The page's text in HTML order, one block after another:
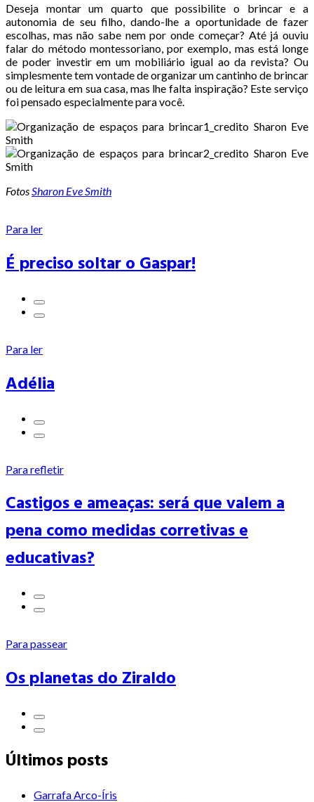
Deseja montar um quarto que possibilite o brincar e a
autonomia de seu filho, dando-lhe a oportunidade de fazer
escolhas, mas não sabe nem por onde começar? Até já ouviu
falar do método montessoriano, por exemplo, mas está longe
de poder investir em um mobiliário igual ao da revista? Ou
simplesmente tem vontade de organizar um cantinho de brincar
ou de leitura em sua casa, mas lhe falta inspiração? Este serviço
foi pensado especialmente para você.
FotosSharon Eve Smith
Para ler
É preciso soltar o Gaspar!
Para ler
Adélia
Para refletir
Castigos e ameaças: será que valem a
pena como medidas corretivas e
educativas?
Para passear
Os planetas do Ziraldo
Últimos posts
Garrafa Arco-Íris